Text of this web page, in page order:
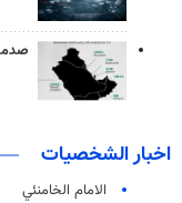
اخبار الشخصيات
الامام الخامنئي